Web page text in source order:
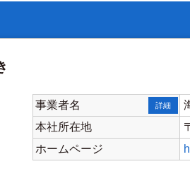
事業者名 詳細
本社所在地
ホームページ